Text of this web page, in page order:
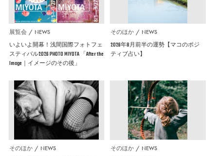
展覧会 NEWS
いよいよ開幕！浅間国際フォトフェ
スティバル2026 PHOTO MIYOTA 「After the
Image｜イメージのその後」
そのほか NEWS
2026年8月前半の運勢【マコのポジ
ティブ占い】
そのほか NEWS そのほか NEWS